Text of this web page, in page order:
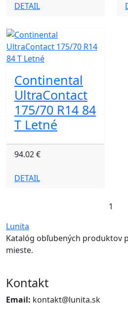
DETAIL
Continental
UltraContact
175/70 R14 84
T Letné
94.02 €
DETAIL
1
Lunita
Katalóg obľubených produktov
mieste.
Kontakt
Email: kontakt@lunita.sk